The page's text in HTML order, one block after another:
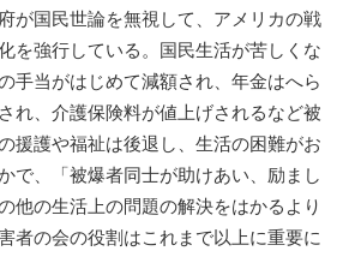
が国民世論を無視して、アメリカの戦
を強行している。国民生活が苦しくな
手当がはじめて減額され、年金はへら
れ、介護保険料が値上げされるなど被
援護や福祉は後退し、生活の困難がお
で、「被爆者同士が助けあい、励まし
他の生活上の問題の解決をはかるより
者の会の役割はこれまで以上に重要に